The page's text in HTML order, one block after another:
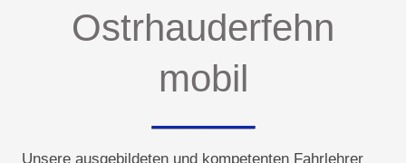
Ostrhauderfehn
mobil
Unsere ausgebildeten und kompetenten Fahrlehrer